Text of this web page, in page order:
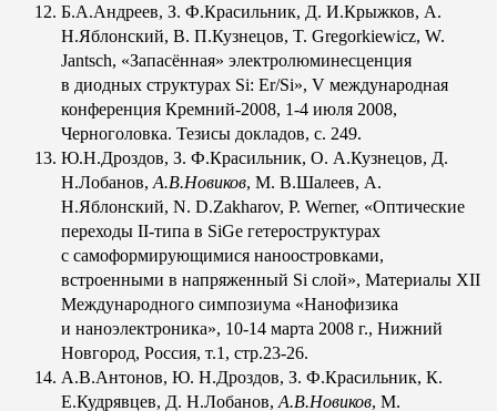
Б.А.Андреев, З. Ф.Красильник, Д. И.Крыжков, А.
Н.Яблонский, В. П.Кузнецов, T. Gregorkiewicz, W.
Jantsch, «Запасённая» электролюминесценция
в диодных структурах Si: Er/Si», V международная
конференция Кремний-2008, 1-4 июля 2008,
Черноголовка. Тезисы докладов, с. 249.
Ю.Н.Дроздов, З. Ф.Красильник, О. А.Кузнецов, Д.
Н.Лобанов, А.В.Новиков, М. В.Шалеев, А.
Н.Яблонский, N. D.Zakharov, P. Werner, «Оптические
переходы II-типа в SiGe гетероструктурах
с самоформирующимися наноостровками,
встроенными в напряженный Si слой», Материалы XII
Международного симпозиума «Нанофизика
и наноэлектроника», 10-14 марта 2008 г., Нижний
Новгород, Россия, т.1, стр.23-26.
А.В.Антонов, Ю. Н.Дроздов, З. Ф.Красильник, К.
Е.Кудрявцев, Д. Н.Лобанов, А.В.Новиков, М.